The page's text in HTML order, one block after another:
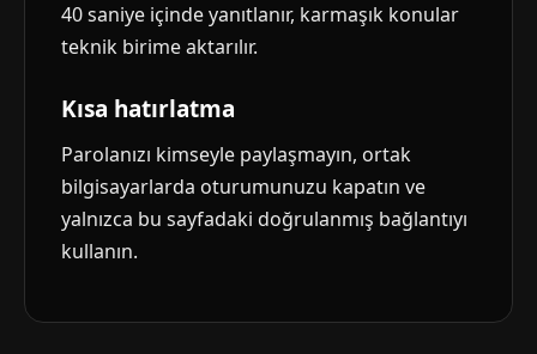
40 saniye içinde yanıtlanır, karmaşık konular
teknik birime aktarılır.
Kısa hatırlatma
Parolanızı kimseyle paylaşmayın, ortak
bilgisayarlarda oturumunuzu kapatın ve
yalnızca bu sayfadaki doğrulanmış bağlantıyı
kullanın.